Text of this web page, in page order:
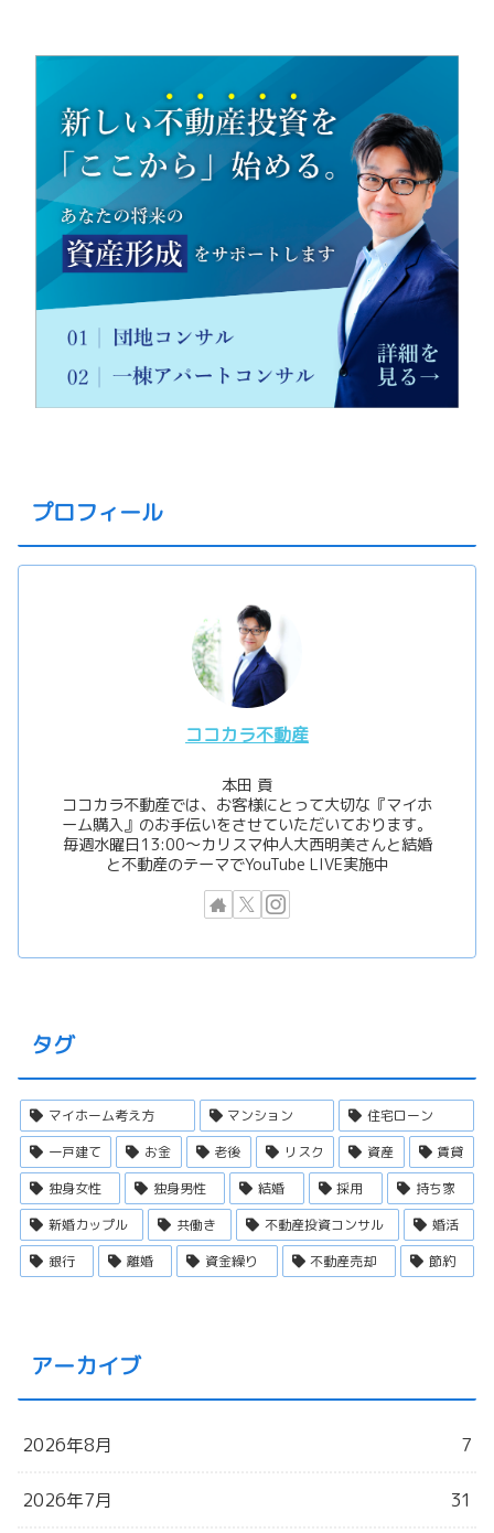
プロフィール
ココカラ不動産
本田 貢
ココカラ不動産では、お客様にとって大切な『マイホ
ーム購入』のお手伝いをさせていただいております。
毎週水曜日13:00〜カリスマ仲人大西明美さんと結婚
と不動産のテーマでYouTube LIVE実施中
タグ
マイホーム考え方 マンション
住宅ローン
一戸建て
お金 老後 リスク 資産
賃貸
独身女性
独身男性 結婚 採用
持ち家
新婚カップル
共働き 不動産投資コンサル
婚活
銀行
離婚 資金繰り 不動産売却 節約
アーカイブ
2026年8月 7
2026年7月 31